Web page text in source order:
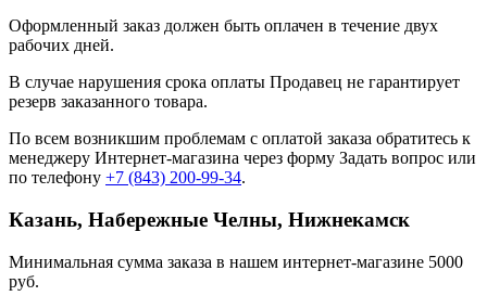
Оформленный заказ должен быть оплачен в течение двух
рабочих дней.
В случае нарушения срока оплаты Продавец не гарантирует
резерв заказанного товара.
По всем возникшим проблемам с оплатой заказа обратитесь к
менеджеру Интернет-магазина через форму Задать вопрос или
по телефону +7 (843) 200-99-34.
Казань, Набережные Челны, Нижнекамск
Минимальная сумма заказа в нашем интернет-магазине 5000
руб.